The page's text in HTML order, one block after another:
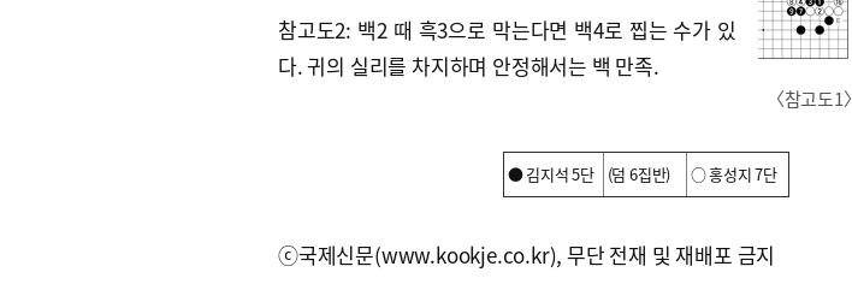
〈참고도1〉
참고도2: 백2 때 흑3으로 막는다면 백4로 찝는 수가 있
다. 귀의 실리를 차지하며 안정해서는 백 만족.
● 김지석 5단 (덤 6집반) ○ 홍성지 7단
ⓒ국제신문(www.kookje.co.kr), 무단 전재 및 재배포 금지